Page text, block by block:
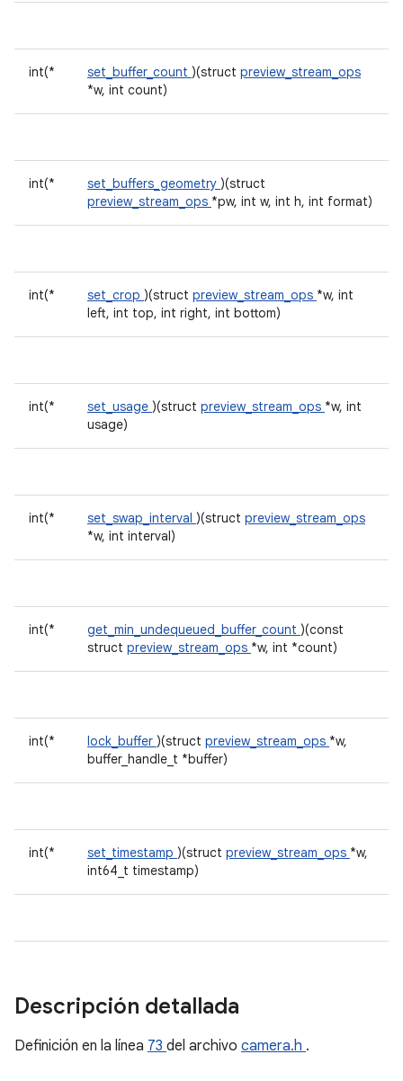
int(* set_buffer_count )(struct preview_stream_ops
*w, int count)
int(* set_buffers_geometry )(struct
preview_stream_ops *pw, int w, int h, int format)
int(* set_crop )(struct preview_stream_ops *w, int
left, int top, int right, int bottom)
int(* set_usage )(struct preview_stream_ops *w, int
usage)
int(* set_swap_interval )(struct preview_stream_ops
*w, int interval)
int(* get_min_undequeued_buffer_count )(const
struct preview_stream_ops *w, int *count)
int(* lock_buffer )(struct preview_stream_ops *w,
buffer_handle_t *buffer)
int(* set_timestamp )(struct preview_stream_ops *w,
int64_t timestamp)
Descripción detallada
Definición en la línea 73 del archivo camera.h .